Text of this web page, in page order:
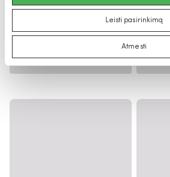
Leisti pasirinkimą
Atmesti